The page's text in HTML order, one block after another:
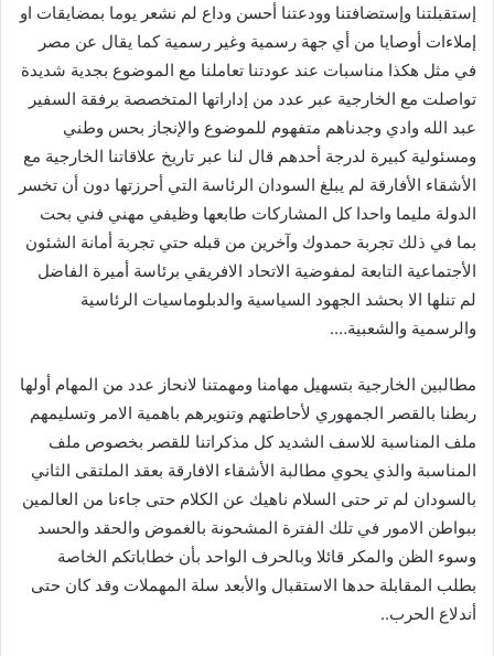
إستقبلتنا وإستضافتنا وودعتنا أحسن وداع لم نشعر يوما بمضايقات او
إملاءات أوصايا من أي جهة رسمية وغير رسمية كما يقال عن مصر
في مثل هكذا مناسبات عند عودتنا تعاملنا مع الموضوع بجدية شديدة
تواصلت مع الخارجية عبر عدد من إداراتها المتخصصة برفقة السفير
عبد الله وادي وجدناهم متفهوم للموضوع والإنجاز بحس وطني
ومسئولية كبيرة لدرجة أحدهم قال لنا عبر تاريخ علاقاتنا الخارجية مع
الأشقاء الأفارقة لم يبلغ السودان الرئاسة التي أحرزتها دون أن تخسر
الدولة مليما واحدا كل المشاركات طابعها وظيفي مهني فني بحت
بما في ذلك تجربة حمدوك وآخرين من قبله حتي تجربة أمانة الشئون
الأجتماعية التابعة لمفوضية الاتحاد الافريقي برئاسة أميرة الفاضل
لم تنلها الا بحشد الجهود السياسية والدبلوماسيات الرئاسية
والرسمية والشعبية….
مطالبين الخارجية بتسهيل مهامنا ومهمتنا لانحاز عدد من المهام أولها
ربطنا بالقصر الجمهوري لأحاطتهم وتنويرهم باهمية الامر وتسليمهم
ملف المناسبة للاسف الشديد كل مذكراتنا للقصر بخصوص ملف
المناسبة والذي يحوي مطالبة الأشقاء الافارقة بعقد الملتقى الثاني
بالسودان لم تر حتى السلام ناهيك عن الكلام حتى جاءنا من العالمين
ببواطن الامور في تلك الفترة المشحونة بالغموض والحقد والحسد
وسوء الظن والمكر قائلا وبالحرف الواحد بأن خطاباتكم الخاصة
بطلب المقابلة حدها الاستقبال والأبعد سلة المهملات وقد كان حتى
أندلاع الحرب..